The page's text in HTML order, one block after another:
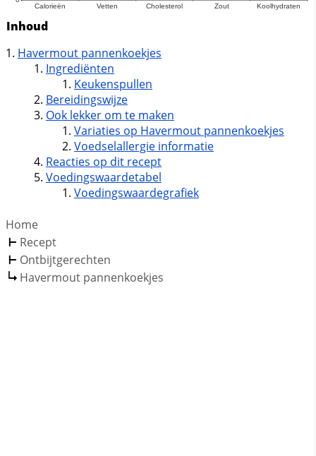
Inhoud
Havermout pannenkoekjes
Ingrediënten
Keukenspullen
Bereidingswijze
Ook lekker om te maken
Variaties op Havermout pannenkoekjes
Voedselallergie informatie
Reacties op dit recept
Voedingswaardetabel
Voedingswaardegrafiek
Home
Recept
Ontbijtgerechten
Havermout pannenkoekjes